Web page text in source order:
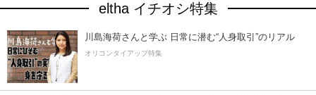
eltha イチオシ特集
川島海荷さんと学ぶ 日常に潜む“人身取引”のリアル
オリコンタイアップ特集